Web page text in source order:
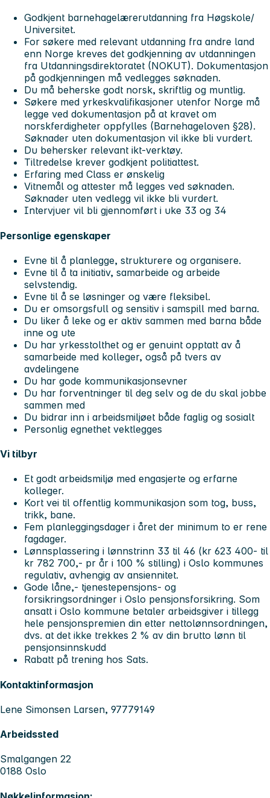
Godkjent barnehagelærerutdanning fra Høgskole/
Universitet.
For søkere med relevant utdanning fra andre land
enn Norge kreves det godkjenning av utdanningen
fra Utdanningsdirektoratet (NOKUT). Dokumentasjon
på godkjenningen må vedlegges søknaden.
Du må beherske godt norsk, skriftlig og muntlig.
Søkere med yrkeskvalifikasjoner utenfor Norge må
legge ved dokumentasjon på at kravet om
norskferdigheter oppfylles (Barnehageloven §28).
Søknader uten dokumentasjon vil ikke bli vurdert.
Du behersker relevant ikt-verktøy.
Tiltredelse krever godkjent politiattest.
Erfaring med Class er ønskelig
Vitnemål og attester må legges ved søknaden.
Søknader uten vedlegg vil ikke bli vurdert.
Intervjuer vil bli gjennomført i uke 33 og 34
Personlige egenskaper
Evne til å planlegge, strukturere og organisere.
Evne til å ta initiativ, samarbeide og arbeide
selvstendig.
Evne til å se løsninger og være fleksibel.
Du er omsorgsfull og sensitiv i samspill med barna.
Du liker å leke og er aktiv sammen med barna både
inne og ute
Du har yrkesstolthet og er genuint opptatt av å
samarbeide med kolleger, også på tvers av
avdelingene
Du har gode kommunikasjonsevner
Du har forventninger til deg selv og de du skal jobbe
sammen med
Du bidrar inn i arbeidsmiljøet både faglig og sosialt
Personlig egnethet vektlegges
Vi tilbyr
Et godt arbeidsmiljø med engasjerte og erfarne
kolleger.
Kort vei til offentlig kommunikasjon som tog, buss,
trikk, bane.
Fem planleggingsdager i året der minimum to er rene
fagdager.
Lønnsplassering i lønnstrinn 33 til 46 (kr 623 400- til
kr 782 700,- pr år i 100 % stilling) i Oslo kommunes
regulativ, avhengig av ansiennitet.
Gode låne,- tjenestepensjons- og
forsikringsordninger i Oslo pensjonsforsikring. Som
ansatt i Oslo kommune betaler arbeidsgiver i tillegg
hele pensjonspremien din etter nettolønnsordningen,
dvs. at det ikke trekkes 2 % av din brutto lønn til
pensjonsinnskudd
Rabatt på trening hos Sats.
Kontaktinformasjon
Lene Simonsen Larsen, 97779149
Arbeidssted
Smalgangen 22
0188 Oslo